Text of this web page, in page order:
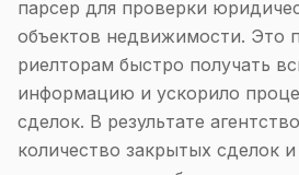
парсер для проверки
объектов недвижимости. Это
риелторам быстро получать
информацию и ускорило
сделок. В результате
количество закрытых сделок